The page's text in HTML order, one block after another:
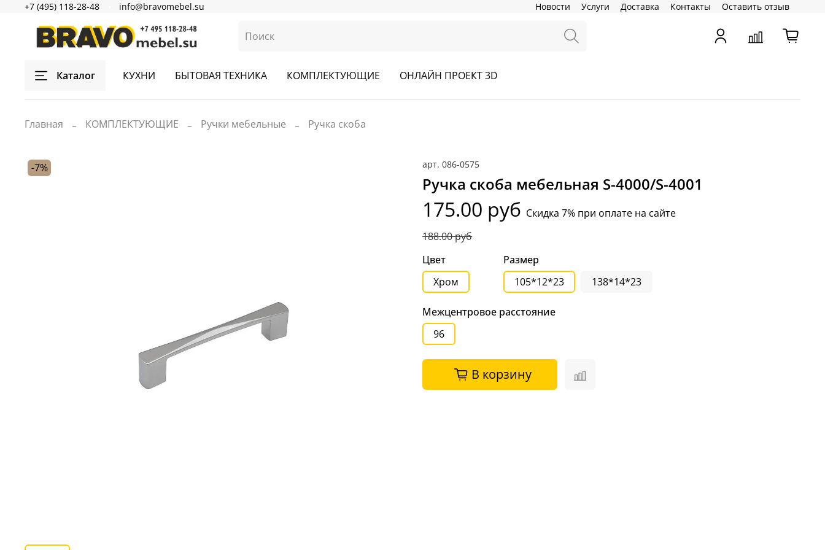
Новости Услуги Доставка Контакты Оставить отзыв
+7 (495) 118-28-48 info@bravomebel.su
Каталог КУХНИ БЫТОВАЯ ТЕХНИКА КОМПЛЕКТУЮЩИЕ ОНЛАЙН ПРОЕКТ 3D
Главная КОМПЛЕКТУЮЩИЕ Ручки мебельные Ручка скоба
-7% арт. 086-0575
Ручка скоба мебельная S-4000/S-4001
175.00 руб Скидка 7% при оплате на сайте
188.00 руб
Цвет
Хром
Размер
105*12*23
138*14*23
Межцентровое расстояние
96
В корзину